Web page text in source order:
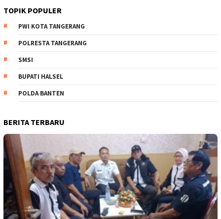
TOPIK POPULER
PWI KOTA TANGERANG
POLRESTA TANGERANG
SMSI
BUPATI HALSEL
POLDA BANTEN
BERITA TERBARU